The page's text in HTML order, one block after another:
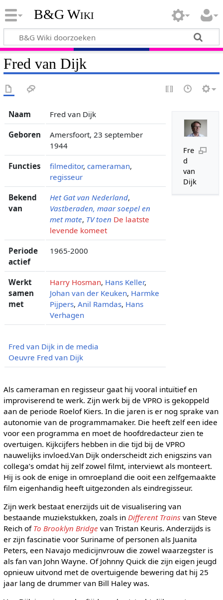
B&G Wiki
Fred van Dijk
Fre
d
van
Dijk
Naam Fred van Dijk
Geboren
Amersfoort, 23 september
1944
Functies filmeditor, cameraman,
regisseur
Bekend
van
Het Gat van Nederland,
Vastberaden, maar soepel en
met mate, TV toen De laatste
levende komeet
Periode
actief
1965-2000
Werkt
samen
met
Harry Hosman, Hans Keller,
Johan van der Keuken, Harmke
Pijpers, Anil Ramdas, Hans
Verhagen
Fred van Dijk in de media
Oeuvre Fred van Dijk
Als cameraman en regisseur gaat hij vooral intuïtief en
improviserend te werk. Zijn werk bij de VPRO is gekoppeld
aan de periode Roelof Kiers. In die jaren is er nog sprake van
autonomie van de programmamaker. Die heeft zelf een idee
voor een programma en moet de hoofdredacteur zien te
overtuigen. Kijkcijfers hebben in die tijd bij de VPRO
nauwelijks invloed.Van Dijk onderscheidt zich enigszins van
collega’s omdat hij zelf zowel filmt, interviewt als monteert.
Hij is ook de enige in omroepland die ooit een zelfgemaakte
film eigenhandig heeft uitgezonden als eindregisseur.
Zijn werk bestaat enerzijds uit de visualisering van
bestaande muziekstukken, zoals in Different Trains van Steve
Reich of To Brooklyn Bridge van Tristan Keuris. Anderzijds is
er zijn fascinatie voor Suriname of personen als Juanita
Peters, een Navajo medicijnvrouw die zowel waarzegster is
als fan van John Wayne. Of Johnny Quick die zijn eigen jeugd
opnieuw uitvond met de overtuigende bewering dat hij 25
jaar lang de drummer van Bill Haley was.